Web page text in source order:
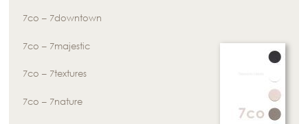
7co – 7downtown
7co – 7majestic
7co – 7textures
7co – 7nature